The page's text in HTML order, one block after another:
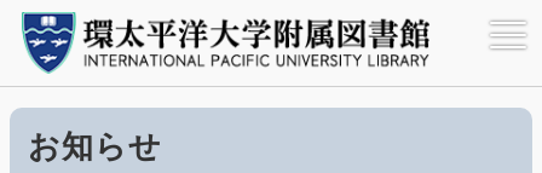
IPU・環太平洋大学附属図書館  更新情報 
【お知らせ】4月6日からの図
書館の開館について
お知らせ